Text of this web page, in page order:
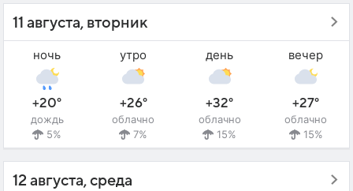
11 августа, вторник
ночь
+20°
дождь
5%
утро
+26°
облачно
7%
день
+32°
облачно
15%
вечер
+27°
облачно
15%
12 августа, среда